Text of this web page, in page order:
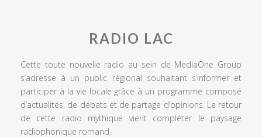
RADIO LAC
Cette toute nouvelle radio au sein de MediaOne Group
s’adresse à un public régional souhaitant s’informer et
participer à la vie locale grâce à un programme composé
d’actualités, de débats et de partage d’opinions. Le retour
de cette radio mythique vient compléter le paysage
radiophonique romand.